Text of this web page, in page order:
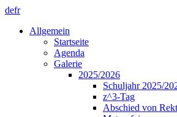
defr
Allgemein
Startseite
Agenda
Galerie
2025/2026
Schuljahr 2025/
z^3-Tag
Abschied von